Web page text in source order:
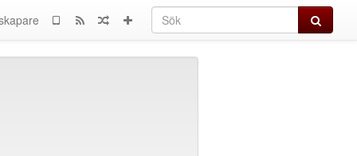
Sök